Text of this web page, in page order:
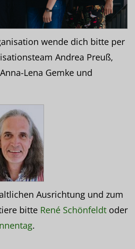
wende dich bitte per
Andrea Preuß,
Lena Gemke und
Ausrichtung und zum
bitte René Schönfeldt oder
.